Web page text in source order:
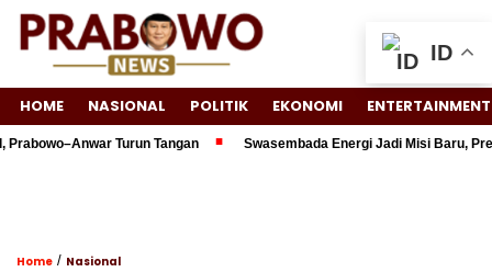
HOME NASIONAL POLITIK EKONOMI ENTERTAINMENT
Turun Tangan Swasembada Energi Jadi Misi Baru,
Home / Nasional
ID